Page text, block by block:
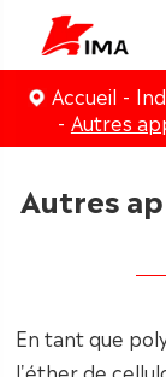
Accueil
Autres
Autres
En tant que
l'éther de